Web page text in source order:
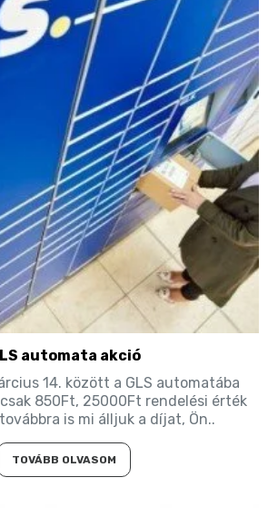
automata akció
14. között a GLS automatába
850Ft, 25000Ft rendelési érték
is mi álljuk a díjat, Ön..
TOVÁBB OLVASOM